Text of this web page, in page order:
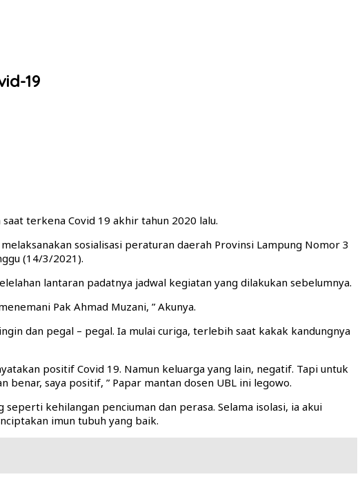
19
terkena Covid 19 akhir tahun 2020 lalu.
sosialisasi peraturan daerah Provinsi Lampung Nomor 3
(14/3/2021).
lantaran padatnya jadwal kegiatan yang dilakukan sebelumnya.
Pak Ahmad Muzani, ” Akunya.
dan pegal – pegal. Ia mulai curiga, terlebih saat kakak kandungnya
positif Covid 19. Namun keluarga yang lain, negatif. Tapi untuk
benar, saya positif, ” Papar mantan dosen UBL ini legowo.
kehilangan penciuman dan perasa. Selama isolasi, ia akui
imun tubuh yang baik.